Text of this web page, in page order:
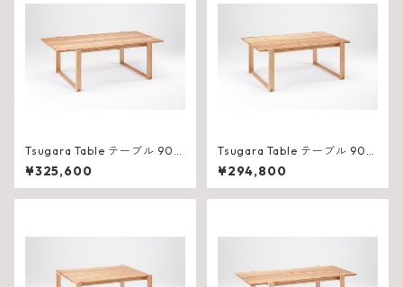
Tsugara Table テーブル 900
（W2100×D975×H710mm）
¥325,600
Tsugara Table テーブル 900
（W1800×D975×H710mm）
¥294,800